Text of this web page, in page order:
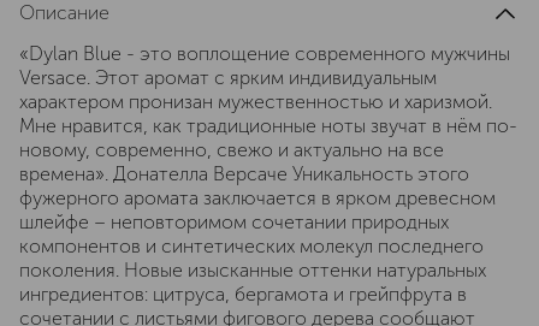
Описание
«Dylan Blue - это воплощение современного мужчины
Versace. Этот аромат с ярким индивидуальным
характером пронизан мужественностью и харизмой.
Мне нравится, как традиционные ноты звучат в нём по-
новому, современно, свежо и актуально на все
времена». Донателла Версаче Уникальность этого
фужерного аромата заключается в ярком древесном
шлейфе – неповторимом сочетании природных
компонентов и синтетических молекул последнего
поколения. Новые изысканные оттенки натуральных
ингредиентов: цитруса, бергамота и грейпфрута в
сочетании с листьями фигового дерева сообщают